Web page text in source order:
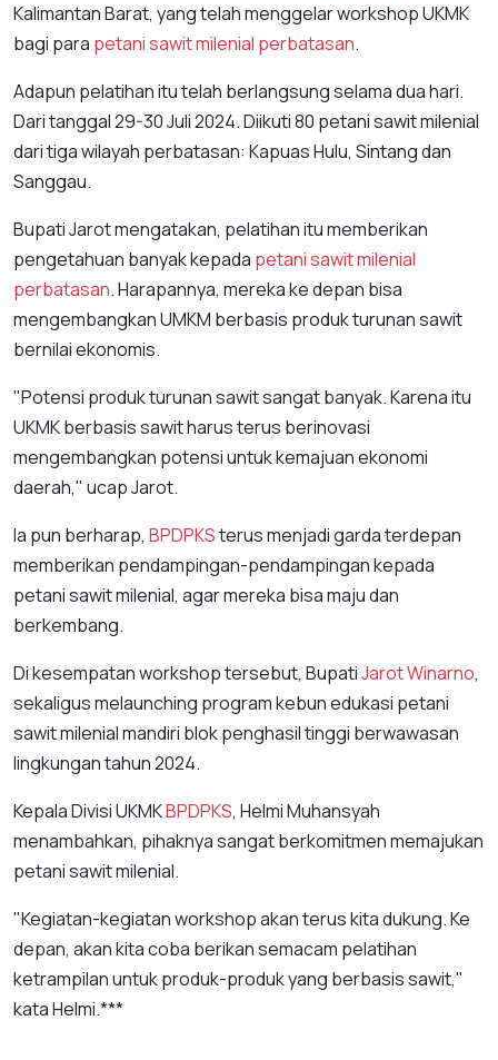
Kalimantan Barat, yang telah menggelar workshop UKMK
bagi para petani sawit milenial perbatasan.
Adapun pelatihan itu telah berlangsung selama dua hari.
Dari tanggal 29-30 Juli 2024. Diikuti 80 petani sawit milenial
dari tiga wilayah perbatasan: Kapuas Hulu, Sintang dan
Sanggau.
Bupati Jarot mengatakan, pelatihan itu memberikan
pengetahuan banyak kepada petani sawit milenial
perbatasan. Harapannya, mereka ke depan bisa
mengembangkan UMKM berbasis produk turunan sawit
bernilai ekonomis.
"Potensi produk turunan sawit sangat banyak. Karena itu
UKMK berbasis sawit harus terus berinovasi
mengembangkan potensi untuk kemajuan ekonomi
daerah," ucap Jarot.
Ia pun berharap, BPDPKSterus menjadi garda terdepan
memberikan pendampingan-pendampingan kepada
petani sawit milenial, agar mereka bisa maju dan
berkembang.
Di kesempatan workshop tersebut, BupatiJarot Winarno,
sekaligus melaunching program kebun edukasi petani
sawit milenial mandiri blok penghasil tinggi berwawasan
lingkungan tahun 2024.
Kepala Divisi UKMKBPDPKS, Helmi Muhansyah
menambahkan, pihaknya sangat berkomitmen memajukan
petani sawit milenial.
"Kegiatan-kegiatan workshop akan terus kita dukung. Ke
depan, akan kita coba berikan semacam pelatihan
ketrampilan untuk produk-produk yang berbasis sawit,"
kata Helmi.***